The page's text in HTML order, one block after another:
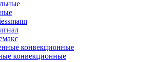
конвекционные